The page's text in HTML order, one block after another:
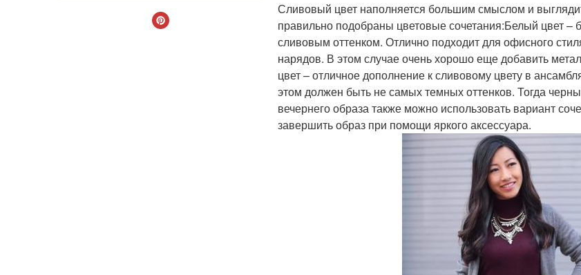
Сливовый цвет наполняется большим смыслом и
правильно подобраны цветовые сочетания:Белый цвет –
сливовым оттенком. Отлично подходит для офисного
нарядов. В этом случае очень хорошо еще добавить
цвет – отличное дополнение к сливовому цвету в
этом должен быть не самых темных оттенков. Тогда
вечернего образа также можно использовать вариант
завершить образ при помощи яркого аксессуара.